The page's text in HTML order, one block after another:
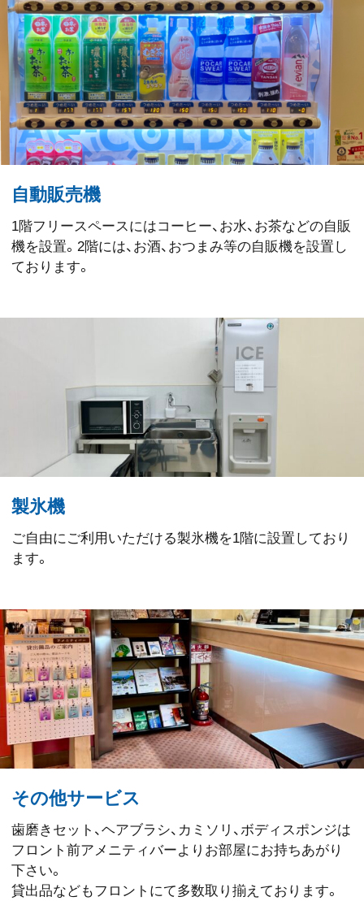
自動販売機
1階フリースペースにはコーヒー、お水、お茶などの自販
機を設置。2階には、お酒、おつまみ等の自販機を設置し
ております。
製氷機
ご自由にご利用いただける製氷機を1階に設置しており
ます。
その他サービス
歯磨きセット、ヘアブラシ、カミソリ、ボディスポンジは
フロント前アメニティバーよりお部屋にお持ちあがり
下さい。
貸出品などもフロントにて多数取り揃えております。